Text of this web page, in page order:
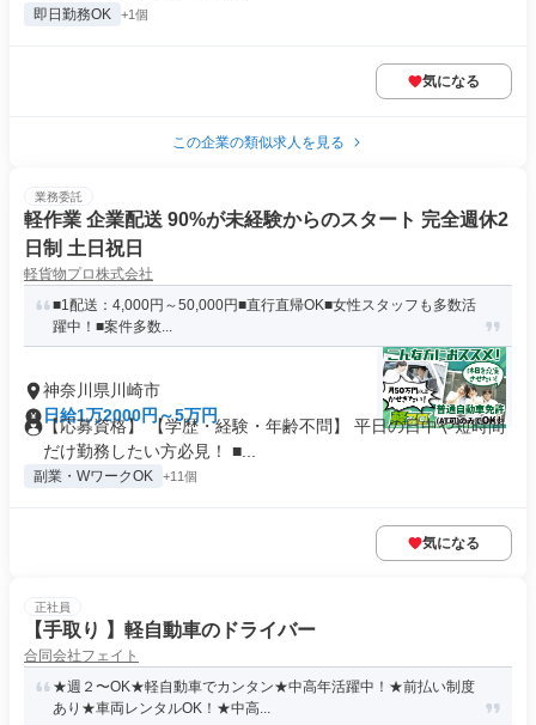
即日勤務OK +1個
気になる
この企業の類似求人を見る
業務委託
軽作業 企業配送 90%が未経験からのスタート 完全週休2
日制 土日祝日
軽貨物プロ株式会社
■1配送：4,000円～50,000円■直行直帰OK■女性スタッフも多数活
躍中！■案件多数...
神奈川県川崎市
日給1万2000円～5万円
【応募資格】 【学歴・経験・年齢不問】 平日の日中や短時間
だけ勤務したい方必見！ ■...
副業・WワークOK +11個
気になる
正社員
【手取り 】軽自動車のドライバー
合同会社フェイト
★週２〜OK★軽自動車でカンタン★中高年活躍中！★前払い制度
あり★車両レンタルOK！★中高...